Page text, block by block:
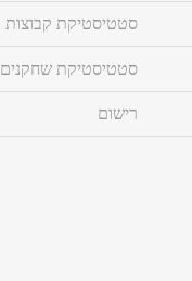
סטטיסטיקת קבוצות
סטטיסטיקת שחקנים
רישום